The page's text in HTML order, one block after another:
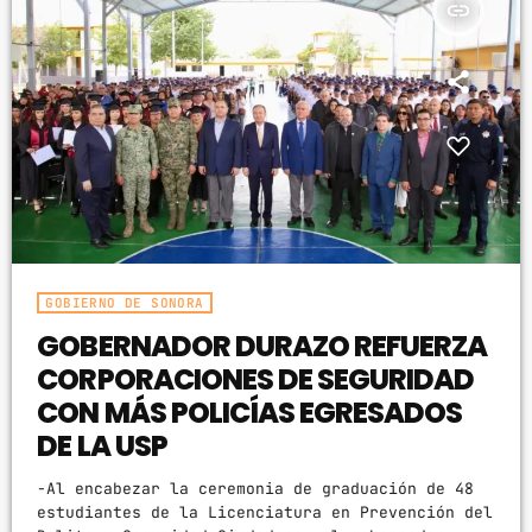
insert_link
GOBIERNO DE SONORA
GOBERNADOR DURAZO REFUERZA
CORPORACIONES DE SEGURIDAD
CON MÁS POLICÍAS EGRESADOS
DE LA USP
-Al encabezar la ceremonia de graduación de 48
estudiantes de la Licenciatura en Prevención del